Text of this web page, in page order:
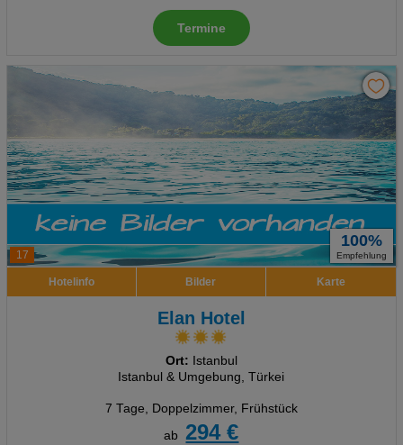
Termine
17
100%
Empfehlung
Hotelinfo Bilder Karte
Elan Hotel
Ort: Istanbul
Istanbul & Umgebung, Türkei
7 Tage, Doppelzimmer, Frühstück
ab
294 €